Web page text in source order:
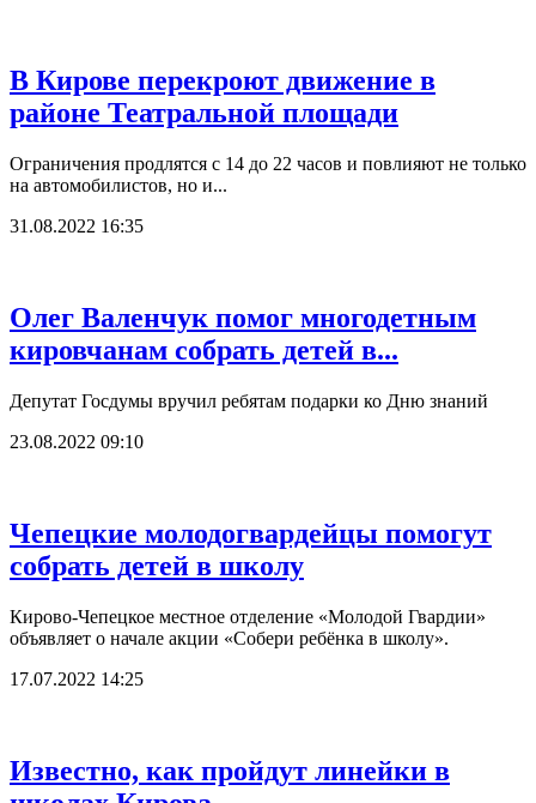
В Кирове перекроют движение в
районе Театральной площади
Ограничения продлятся с 14 до 22 часов и повлияют не только
на автомобилистов, но и...
31.08.2022 16:35
Олег Валенчук помог многодетным
кировчанам собрать детей в...
Депутат Госдумы вручил ребятам подарки ко Дню знаний
23.08.2022 09:10
Чепецкие молодогвардейцы помогут
собрать детей в школу
Кирово-Чепецкое местное отделение «Молодой Гвардии»
объявляет о начале акции «Собери ребёнка в школу».
17.07.2022 14:25
Известно, как пройдут линейки в